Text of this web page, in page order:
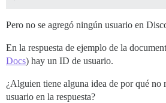
Pero no se agregó ningún usuario en
En la respuesta de ejemplo de la
Docs) hay un ID de usuario.
¿Alguien tiene alguna idea de por qué no
usuario en la respuesta?